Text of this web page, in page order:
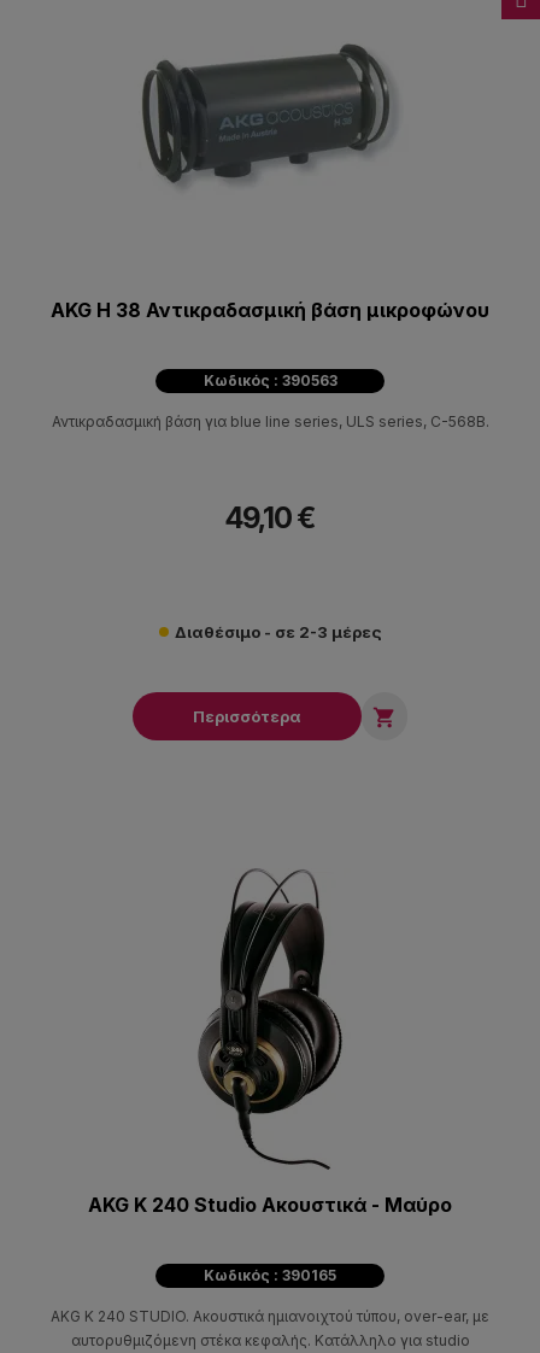
AKG H 38 Αντικραδασμική βάση μικροφώνου
Κωδικός : 390563
Αντικραδασμική βάση για blue line series, ULS series, C-568B.
49,10 €
Διαθέσιμο - σε 2-3 μέρες
Περισσότερα 
AKG K 240 Studio Ακουστικά - Μαύρo
Κωδικός : 390165
AKG K 240 STUDIO. Ακουστικά ημιανοιχτού τύπου, over-ear, με
αυτορυθμιζόμενη στέκα κεφαλής. Κατάλληλο για studio